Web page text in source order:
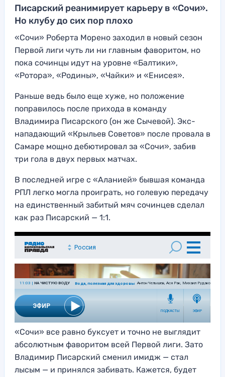
Писарский реанимирует карьеру в «Сочи».
Но клубу до сих пор плохо
«Сочи» Роберта Морено заходил в новый сезон
Первой лиги чуть ли ни главным фаворитом, но
пока сочинцы идут на уровне «Балтики»,
«Ротора», «Родины», «Чайки» и «Енисея».
Раньше ведь было еще хуже, но положение
поправилось после прихода в команду
Владимира Писарского (он же Сычевой). Экс-
нападающий «Крыльев Советов» после провала в
Самаре мощно дебютировал за «Сочи», забив
три гола в двух первых матчах.
В последней игре с «Аланией» бывшая команда
РПЛ легко могла проиграть, но голевую передачу
на единственный забитый мяч сочинцев сделал
как раз Писарский — 1:1.
«Сочи» все равно буксует и точно не выглядит
абсолютным фаворитом всей Первой лиги. Зато
Владимир Писарский сменил имидж — стал
лысым — и принялся забивать. Кажется, будет